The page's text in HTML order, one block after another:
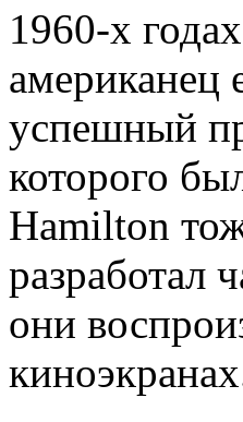
1960-х
американец
успешный
которого
Hamilton
разработал
они